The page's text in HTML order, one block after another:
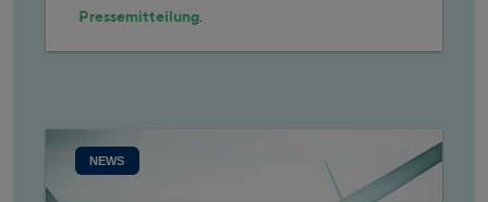
Pressemitteilung
NEWS